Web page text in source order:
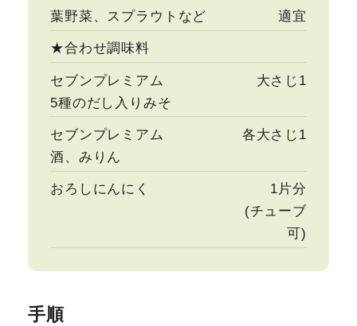
葉野菜、スプラウトなど 適宜
★合わせ調味料
セブンプレミアム
5種のだし入りみそ
大さじ1
セブンプレミアム
酒、みりん
各大さじ1
おろしにんにく
1片分
(チューブ
可)
手順